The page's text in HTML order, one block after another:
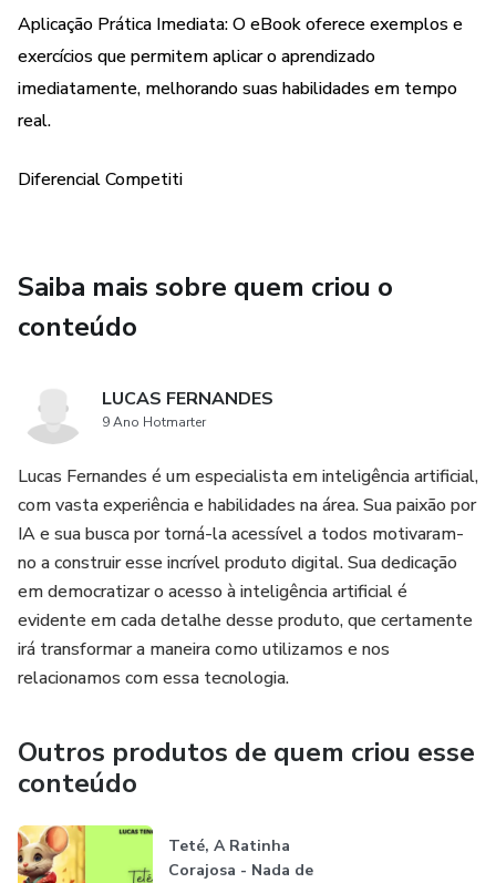
em oportunidades de aprendizado.
Exemplos práticos e exercícios que tornarão suas
conversas com o ChatGPT mais produtivas e impactantes.
los a diferentes contextos e necessidades.
inovadoras e resolvendo problemas complexos com
facilidade. Esse é o poder que você terá em mãos ao
Mas atenção! Este é um conhecimento que poucos
dominam e que pode colocar você à frente no uso dessa
tecnologia. Não perca tempo! Cada minuto que passa é
uma oportunidade perdida de transformar a maneira como
você interage com a inteligência artificial.
Garanta já o seu exemplar e comece a revolucionar suas
interações com o ChatGPT. Este é o guia definitivo que
você estava esperando para desbloquear o verdadeiro
Aplicação Prática Imediata: O eBook oferece exemplos e
exercícios que permitem aplicar o aprendizado
imediatamente, melhorando suas habilidades em tempo
real.
Diferencial Competiti
Saiba mais sobre quem criou o
conteúdo
LUCAS FERNANDES
9 Ano Hotmarter
Lucas Fernandes é um especialista em inteligência artificial,
com vasta experiência e habilidades na área. Sua paixão por
IA e sua busca por torná-la acessível a todos motivaram-
no a construir esse incrível produto digital. Sua dedicação
em democratizar o acesso à inteligência artificial é
evidente em cada detalhe desse produto, que certamente
irá transformar a maneira como utilizamos e nos
relacionamos com essa tecnologia.
Outros produtos de quem criou esse
conteúdo
Teté, A Ratinha
Corajosa - Nada de